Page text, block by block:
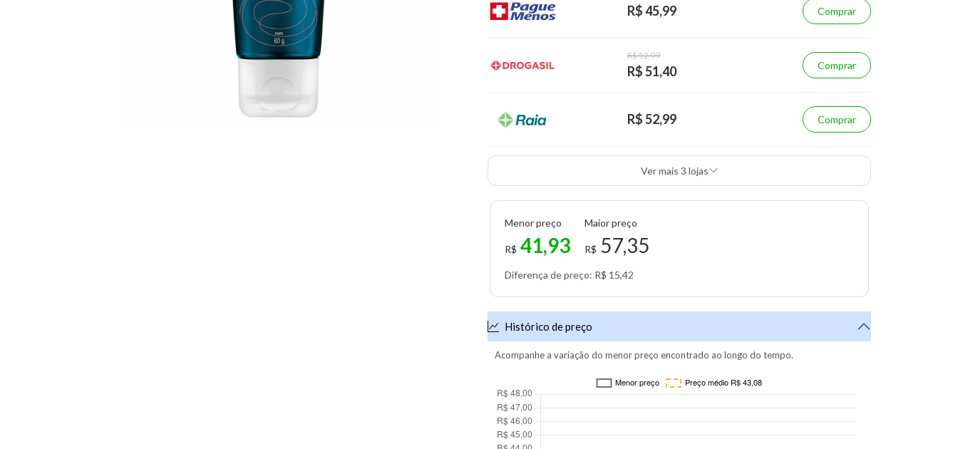
R$ 45,99 Comprar
R$ 52,99
R$ 51,40 Comprar
R$ 52,99 Comprar
Ver mais 3 lojas
Menor preço
R$ 41,93
Maior preço
R$ 57,35
Diferença de preço: R$ 15,42
Histórico de preço
Acompanhe a variação do menor preço encontrado ao longo do tempo.